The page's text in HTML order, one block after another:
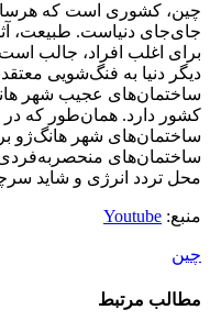
چین، کشوری است که
جای‌جای دنیاست. طبیعت،
برای اغلب افراد، جالب
دیگر دنیا به فنگ‌شویی
ساختمان‌های عجیب شهر
کشور دارد. همان‌طور که در
ساختمان‌های شهر هانگ‌ژو
ساختمان‌های منحصربه‌فردی
محل تردد انرژی و شاید
منبع: Youtube
چین
مطالب مرتبط